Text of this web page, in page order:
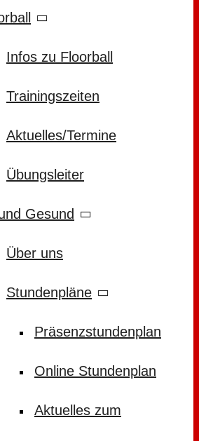
Infos zu Floorball
Trainingszeiten
Aktuelles/Termine
Übungsleiter
Gesund
Über uns
Stundenpläne
Präsenzstundenplan
Online Stundenplan
Aktuelles zum